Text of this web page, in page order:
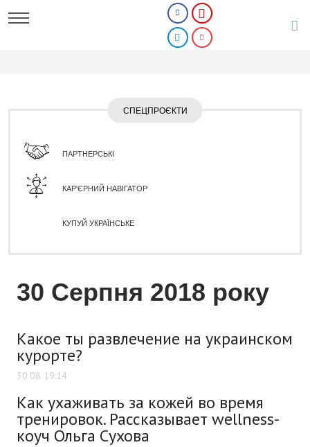
СПЕЦПРОЄКТИ
ПАРТНЕРСЬКІ
КАР'ЄРНИЙ НАВІГАТОР
КУПУЙ УКРАЇНСЬКЕ
30 Серпня 2018 року
Какое ты развлечение на украинском
курорте?
30.08 19:14
Как ухаживать за кожей во время
тренировок. Рассказывает wellness-
коуч Ольга Сухова